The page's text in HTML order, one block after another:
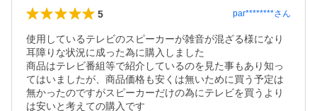
5 par********さん
使用しているテレビのスピーカーが雑音が混ざる様になり
耳障りな状況に成った為に購入しました
商品はテレビ番組等で紹介しているのを見た事もあり知っ
てはいましたが、商品価格も安くは無いために買う予定は
無かったのですがスピーカーだけの為にテレビを買うより
は安いと考えての購入です